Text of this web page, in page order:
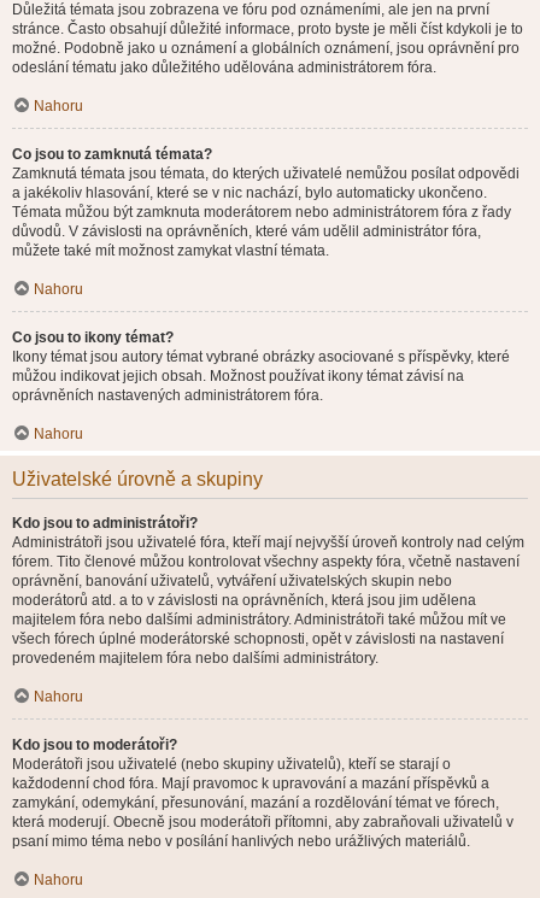
Důležitá témata jsou zobrazena ve fóru pod oznámeními, ale jen na první
stránce. Často obsahují důležité informace, proto byste je měli číst kdykoli je to
možné. Podobně jako u oznámení a globálních oznámení, jsou oprávnění pro
odeslání tématu jako důležitého udělována administrátorem fóra.
Nahoru
Co jsou to zamknutá témata?
Zamknutá témata jsou témata, do kterých uživatelé nemůžou posílat odpovědi
a jakékoliv hlasování, které se v nic nachází, bylo automaticky ukončeno.
Témata můžou být zamknuta moderátorem nebo administrátorem fóra z řady
důvodů. V závislosti na oprávněních, které vám udělil administrátor fóra,
můžete také mít možnost zamykat vlastní témata.
Nahoru
Co jsou to ikony témat?
Ikony témat jsou autory témat vybrané obrázky asociované s příspěvky, které
můžou indikovat jejich obsah. Možnost používat ikony témat závisí na
oprávněních nastavených administrátorem fóra.
Nahoru
Uživatelské úrovně a skupiny
Kdo jsou to administrátoři?
Administrátoři jsou uživatelé fóra, kteří mají nejvyšší úroveň kontroly nad celým
fórem. Tito členové můžou kontrolovat všechny aspekty fóra, včetně nastavení
oprávnění, banování uživatelů, vytváření uživatelských skupin nebo
moderátorů atd. a to v závislosti na oprávněních, která jsou jim udělena
majitelem fóra nebo dalšími administrátory. Administrátoři také můžou mít ve
všech fórech úplné moderátorské schopnosti, opět v závislosti na nastavení
provedeném majitelem fóra nebo dalšími administrátory.
Nahoru
Kdo jsou to moderátoři?
Moderátoři jsou uživatelé (nebo skupiny uživatelů), kteří se starají o
každodenní chod fóra. Mají pravomoc k upravování a mazání příspěvků a
zamykání, odemykání, přesunování, mazání a rozdělování témat ve fórech,
která moderují. Obecně jsou moderátoři přítomni, aby zabraňovali uživatelů v
psaní mimo téma nebo v posílání hanlivých nebo urážlivých materiálů.
Nahoru